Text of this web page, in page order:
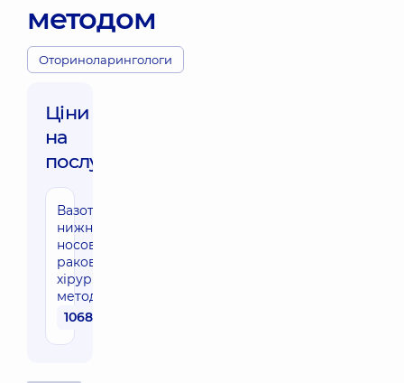
методом
Оториноларингологи
Ціни
на
послуги:
Вазотомія
нижніх
носових
раковин
хірургічним
методом
10680 грн